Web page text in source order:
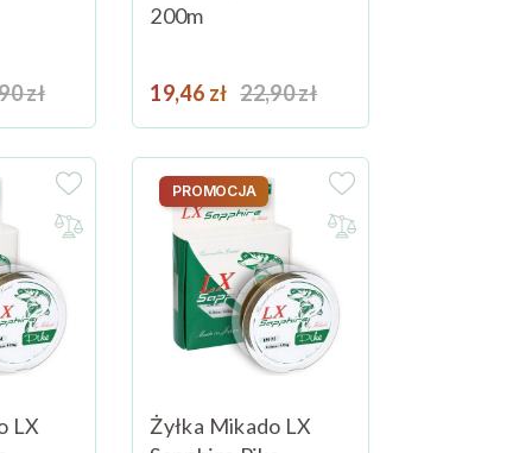
podstawowa
zł
200m
Cena
19,46 zł Cena podstawowa
22,90 zł
LX
Żyłka Mikado LX
PROMOCJA